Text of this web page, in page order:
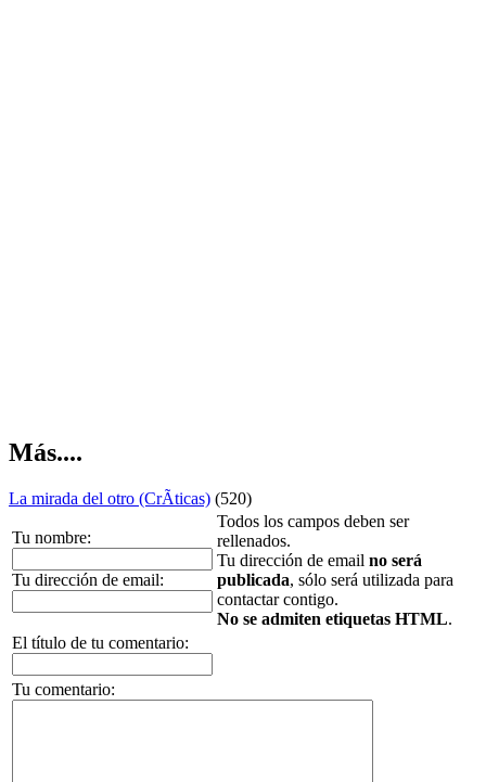
Más....
La mirada del otro (CrÃ­ticas) (520)
Tu nombre:
Tu dirección de email:
Todos los campos deben ser
rellenados.
Tu dirección de email no será
publicada, sólo será utilizada para
contactar contigo.
No se admiten etiquetas HTML.
El título de tu comentario:
Tu comentario: